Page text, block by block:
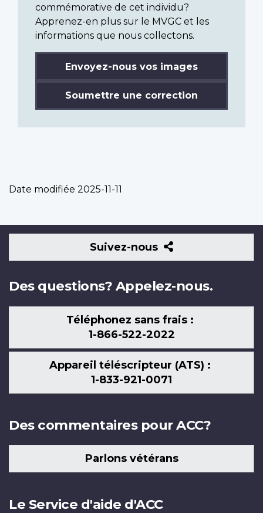
commémorative de cet individu?
Apprenez-en plus sur le MVGC et les
informations que nous collectons.
Envoyez-nous vos images
Soumettre une correction
Date modifiée 2025-11-11
Suivez-nous
Suivez-
nous
Des questions? Appelez-nous.
Téléphonez sans frais :
1-866-522-2022
Appareil téléscripteur (ATS) :
1-833-921-0071
Des commentaires pour ACC?
Parlons vétérans
Le Service d'aide d'ACC